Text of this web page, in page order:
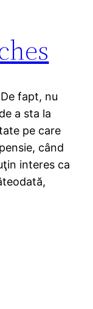
fapt, nu
a sta la
pe care
când
interes ca